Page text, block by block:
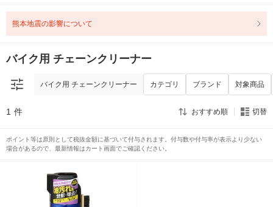
熊本地震の影響について
バイク用 チェーンクリーナー
バイク用 チェーンクリーナー カテゴリ ブランド 対象商品
1 件 おすすめ順 切替
ポイント等は原則として税抜金額に基づいて付与されます。付与数や付与率が表示より少ない
場合があるので、最新情報はカート画面でご確認ください。